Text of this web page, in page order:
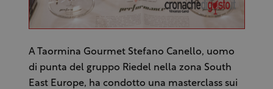
A Taormina Gourmet Stefano Canello, uomo
di punta del gruppo Riedel nella zona South
East Europe, ha condotto una masterclass sui